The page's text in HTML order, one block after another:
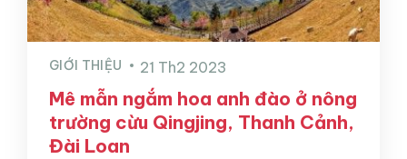
GIỚI THIỆU 21 Th2 2023
Mê mẫn ngắm hoa anh đào ở nông
trường cừu Qingjing, Thanh Cảnh,
Đài Loan